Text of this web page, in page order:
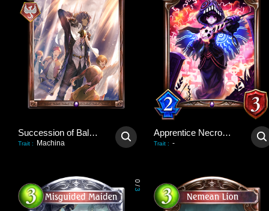
Succession of Balance
Trait : Machina
Apprentice Necromancer
Trait : -
0
/
3